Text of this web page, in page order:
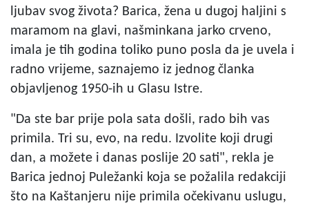
ljubav svog života? Barica, žena u dugoj haljini s
maramom na glavi, našminkana jarko crveno,
imala je tih godina toliko puno posla da je uvela i
radno vrijeme, saznajemo iz jednog članka
objavljenog 1950-ih u Glasu Istre.
"Da ste bar prije pola sata došli, rado bih vas
primila. Tri su, evo, na redu. Izvolite koji drugi
dan, a možete i danas poslije 20 sati", rekla je
Barica jednoj Puležanki koja se požalila redakciji
što na Kaštanjeru nije primila očekivanu uslugu,